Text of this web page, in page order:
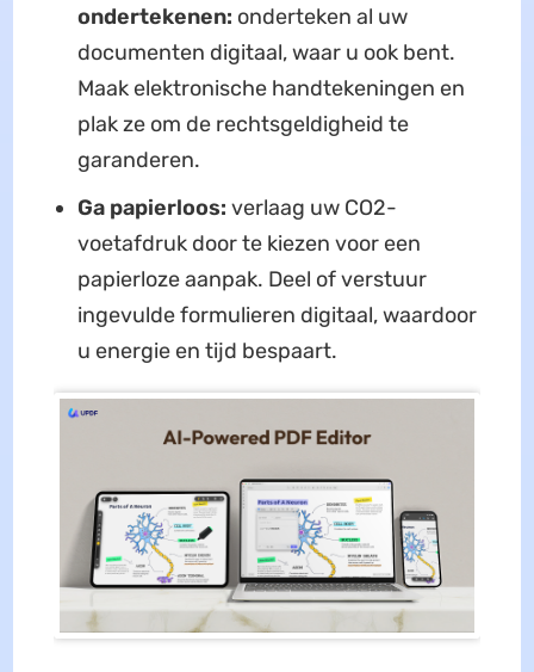
ondertekenen: onderteken al uw
documenten digitaal, waar u ook bent.
Maak elektronische handtekeningen en
plak ze om de rechtsgeldigheid te
garanderen.
Ga papierloos: verlaag uw CO2-
voetafdruk door te kiezen voor een
papierloze aanpak. Deel of verstuur
ingevulde formulieren digitaal, waardoor
u energie en tijd bespaart.